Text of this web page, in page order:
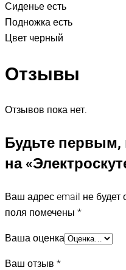
Сиденье есть
Подножка есть
Цвет черный
Отзывы
Отзывов пока нет.
Будьте первым,
на
Ваш адрес email не будет
поля помечены *
Ваша оценка
Ваш отзыв *